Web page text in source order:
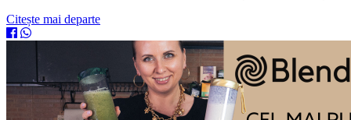
Citește mai departe